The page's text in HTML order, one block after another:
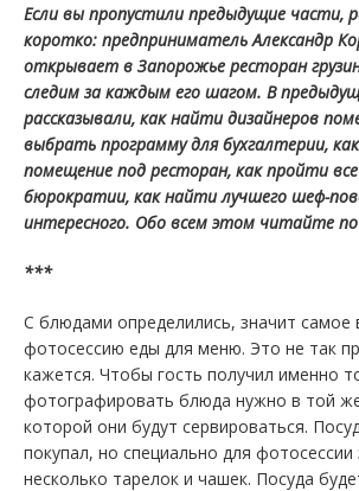
Если вы пропустили предыдущие части,
коротко: предприниматель Александр
открывает в Запорожье ресторан
следим за каждым его шагом. В
рассказывали, как найти дизайнеров
выбрать программу для бухгалтерии,
помещение под ресторан, как пройти все
бюрократии, как найти лучшего шеф-
интересного. Обо всем этом читайте по
***
С блюдами определились, значит самое
фотосессию еды для меню. Это не так
кажется. Чтобы гость получил именно
фотографировать блюда нужно в той
которой они будут сервироваться.
покупал, но специально для фотосессии
несколько тарелок и чашек. Посуда